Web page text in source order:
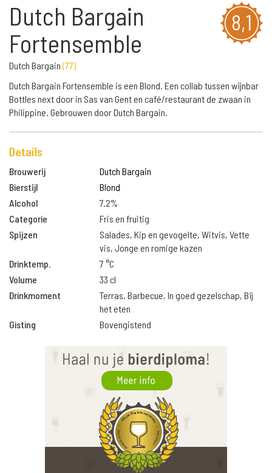
8,1
Dutch Bargain
Fortensemble
Dutch Bargain(77)
Dutch Bargain Fortensemble is een Blond. Een collab tussen wijnbar
Bottles next door in Sas van Gent en café/restaurant de zwaan in
Philippine. Gebrouwen door Dutch Bargain.
Details
Brouwerij
Dutch Bargain
Bierstijl
Blond
Alcohol
7.2%
Categorie
Fris en fruitig
Spijzen
Salades, Kip en gevogelte, Witvis, Vette
vis, Jonge en romige kazen
Drinktemp.
7 °C
Volume
33 cl
Drinkmoment
Terras, Barbecue, In goed gezelschap, Bij
het eten
Gisting
Bovengistend